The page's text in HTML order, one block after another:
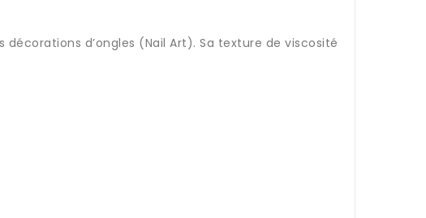
d’ongles (Nail Art). Sa texture de viscosité